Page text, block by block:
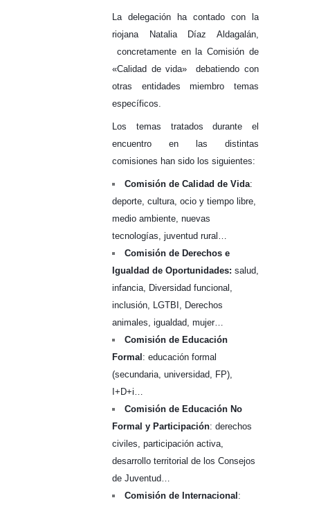
La delegación ha contado con la
riojana Natalia Díaz Aldagalán,
concretamente en la Comisión de
«Calidad de vida» debatiendo con
otras entidades miembro temas
específicos.
Los temas tratados durante el
encuentro en las distintas
comisiones han sido los siguientes:
Comisión de Calidad de Vida:
deporte, cultura, ocio y tiempo libre,
medio ambiente, nuevas
tecnologías, juventud rural…
Comisión de Derechos e
Igualdad de Oportunidades: salud,
infancia, Diversidad funcional,
inclusión, LGTBI, Derechos
animales, igualdad, mujer…
Comisión de Educación
Formal : educación formal
(secundaria, universidad, FP),
I+D+i…
Comisión de Educación No
Formal y Participación: derechos
civiles, participación activa,
desarrollo territorial de los Consejos
de Juventud…
Comisión de Internacional :